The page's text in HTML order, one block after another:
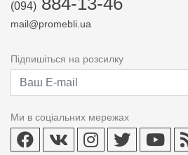
(094)
mail@promebli.ua
Підпишіться на розсилку
Ми в соціальних мережах